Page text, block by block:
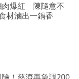
肉爆紅 陳隨意不
材滷出一鍋香